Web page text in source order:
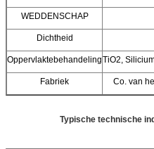
WEDDENSCHAP
Dichtheid
OppervlaktebehandelingTiO2,
Fabriek Co. van
Typische technische